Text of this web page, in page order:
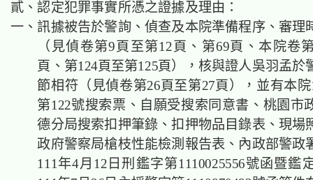
貳、認定犯罪事實所憑之證據及理由：
一、訊據被告於警詢、偵查及本院準備程序、審理
（見偵卷第9頁至第12頁、第69頁、本院卷
頁、第124頁至第125頁），核與證人吳羽孟於
節相符（見偵卷第26頁至第27頁），並有本
第122號搜索票、自願受搜索同意書、桃園市
德分局搜索扣押筆錄、扣押物品目錄表、現場
政府警察局槍枝性能檢測報告表、內政部警政
111年4月12日刑鑑字第1110025556號函暨鑑